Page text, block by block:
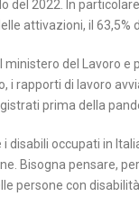
del 2022. In
attivazioni, il
del Lavoro e
i rapporti di lavoro
prima della
disabili occupati in
Bisogna pensare,
persone con